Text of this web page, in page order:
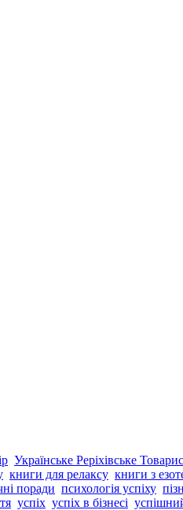
Українське Реріхівське
книги для релаксу книги з
поради психологія успіху
успіх успіх в бізнесі